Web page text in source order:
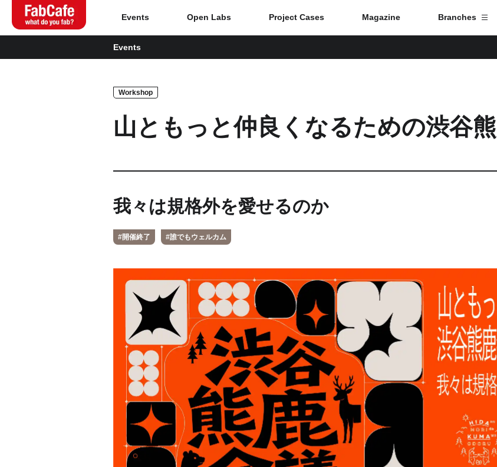
Global
Home
About
Magazine
Open Labs
Project Cases
Contact
Branch List
Fuji
Hida
Events Open Labs Project Cases Magazine Branches
Events
Workshop
山ともっと仲良くなるための渋谷
我々は規格外を愛せるのか
#開催終了 #誰でもウェルカム